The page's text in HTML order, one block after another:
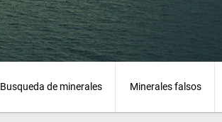
Busqueda de minerales Minerales falsos